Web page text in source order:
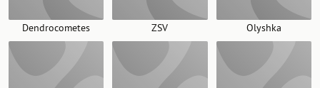
Dendrocometes ZSV Olyshka